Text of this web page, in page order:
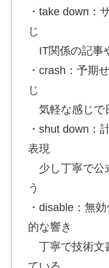
・take down：
じ
IT関係の記事
・crash：予期
じ
気軽な感じで
・shut down：
表現
少し丁寧で公
う
・disable：無
的な響き
丁寧で技術文